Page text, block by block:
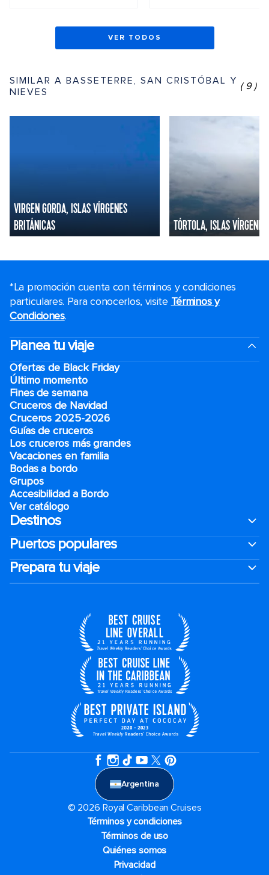
VER TODOS
SIMILAR A BASSETERRE, SAN CRISTÓBAL Y
NIEVES
(9)
VIRGEN GORDA, ISLAS VÍRGENES
BRITÁNICAS
TÓRTOLA, ISLAS
*La promoción cuenta con términos y condiciones
particulares. Para conocerlos, visite Términos y
Condiciones.
Planea tu viaje
Ofertas de Black Friday
Último momento
Fines de semana
Cruceros de Navidad
Cruceros 2025-2026
Guías de cruceros
Los cruceros más grandes
Vacaciones en familia
Bodas a bordo
Grupos
Accesibilidad a Bordo
Ver catálogo
Destinos
Puertos populares
Prepara tu viaje
Argentina
© 2026 Royal Caribbean Cruises
Términos y condiciones
Términos de uso
Quiénes somos
Privacidad